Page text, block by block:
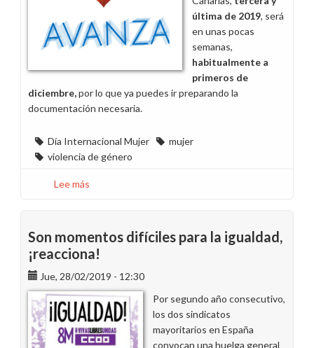
última de 2019, será
en unas pocas
semanas,
habitualmente a
primeros de
diciembre,por lo que ya puedes ir preparando la
documentación necesaria.
Día Internacional Mujer
mujer
violencia de género
Lee más
documentación
para
la
próxima
reunión
del
Comité
Son momentos difíciles para la igualdad,
¡reacciona!
Jue, 28/02/2019 - 12:30
Por segundo año consecutivo,
los dos sindicatos
mayoritarios en España
convocan una huelga general